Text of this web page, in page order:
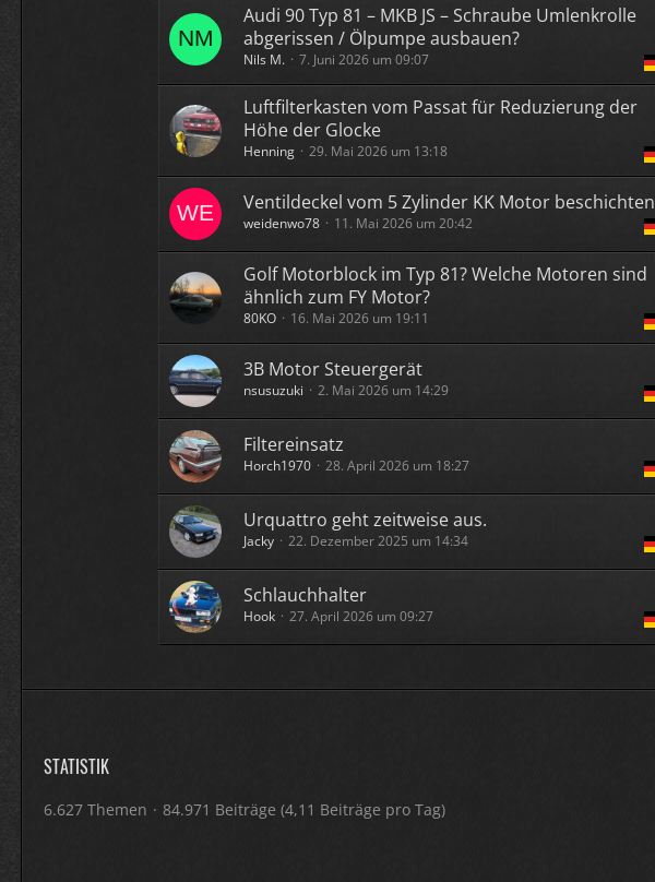
Audi 90 Typ 81 – MKB JS – Schraube Umlenkrolle
abgerissen / Ölpumpe ausbauen?
Nils M. 7. Juni 2026 um 09:07
Luftfilterkasten vom Passat für Reduzierung der
Höhe der Glocke
Henning 29. Mai 2026 um 13:18
Ventildeckel vom 5 Zylinder KK Motor beschichten
weidenwo78 11. Mai 2026 um 20:42
Golf Motorblock im Typ 81? Welche Motoren sind
ähnlich zum FY Motor?
80KO 16. Mai 2026 um 19:11
3B Motor Steuergerät
nsusuzuki 2. Mai 2026 um 14:29
Filtereinsatz
Horch1970 28. April 2026 um 18:27
Urquattro geht zeitweise aus.
Jacky 22. Dezember 2025 um 14:34
Schlauchhalter
Hook 27. April 2026 um 09:27
STATISTIK
6.627 Themen 84.971 Beiträge (4,11 Beiträge pro Tag)